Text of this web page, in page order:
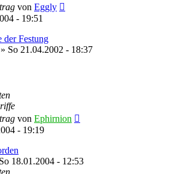
von Eggly
- 19:51
der Festung
So 21.04.2002 - 18:37
von Ephirnion
- 19:19
So 18.01.2004 - 12:53